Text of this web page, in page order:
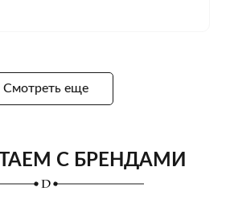
Смотреть еще
С БРЕНДАМИ